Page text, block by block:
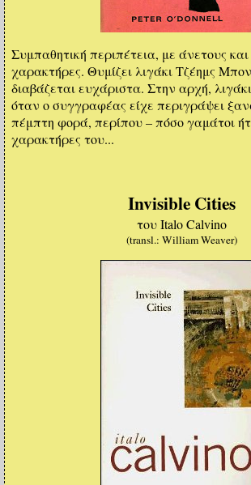
Συμπαθητική περιπέτεια, με άνετους
χαρακτήρες. Θυμίζει λιγάκι Τζέημς
διαβάζεται ευχάριστα. Στην αρχή,
όταν ο συγγραφέας είχε περιγράψει
πέμπτη φορά, περίπου – πόσο γαμάτοι
χαρακτήρες του...
Invisible Cities
του Italo Calvino
(transl.: William Weaver)